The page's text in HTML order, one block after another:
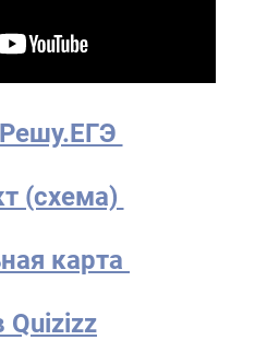
(схема)
карта
Quizizz